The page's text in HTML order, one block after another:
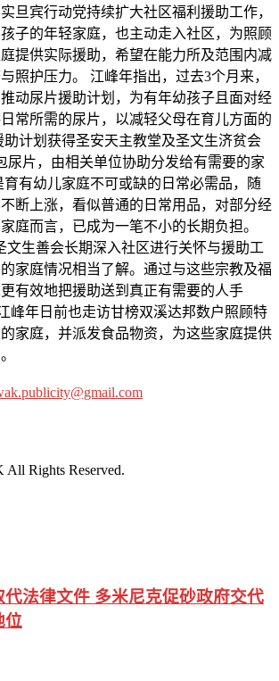
旦宾行动党持续扩大社区福利援助工作，
子的年轻家庭，也主动走入社区，为照顾
提供实际援助，希望在能力所及范围内减
照护压力。 江峰年指出，过去3个月来，
动尿片援助计划，为有年幼孩子且面对经
常所需的尿片，以减轻父母在育儿方面的
计划获得圣安天主教堂及圣文生济贫会
尿片，由相关单位协助分发给有需要的家
育有幼儿家庭不可或缺的日常必需品，随
断上涨，看似普通的日常用品，对部分经
庭而言，已成为一笔不小的长期负担。
文生善会长期深入社区进行关怀与援助工
家庭情况相当了解。通过与这些宗教及福
有效地把援助送到真正有需要的人手
峰年日前也走访甘榜双溪达邦数户照顾特
家庭，并派发食品物资，为这些家庭提供
Rights Reserved.
法律文件 多米尼克促砂政府交代
位